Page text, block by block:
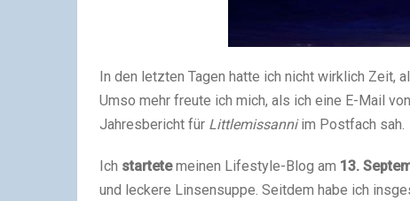
In den letzten Tagen hatte ich nicht wirklich Zeit,
Umso mehr freute ich mich, als ich eine E-Mail
Jahresbericht für Littlemissanniim Postfach sah.
Ich startetemeinen Lifestyle-Blog am 13.
und leckere Linsensuppe. Seitdem habe ich